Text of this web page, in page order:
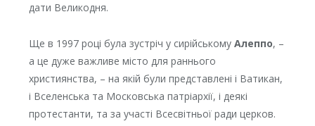
дати Великодня.
Ще в 1997 році була зустріч у сирійському Алеппо, –
а це дуже важливе місто для раннього
християнства, – на якій були представлені і Ватикан,
і Вселенська та Московська патріархії, і деякі
протестанти, та за участі Всесвітньої ради церков.